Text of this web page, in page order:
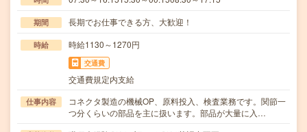
期間 長期でお仕事できる方、大歓迎！
時給 時給1130～1270円
交通費
交通費規定内支給
仕事内容
コネクタ製造の機械OP、原料投入、検査業務です。関節一
つ分くらいの部品を主に扱います。部品が大量に入…